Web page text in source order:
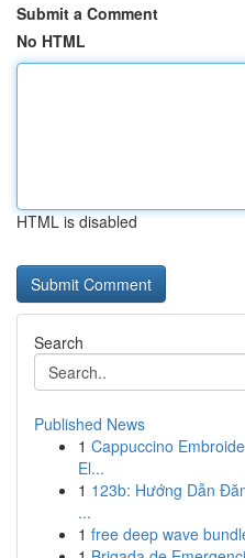
Submit a Comment
No HTML
HTML is disabled
Search
Published News
1 Cappuccino
El...
1 123b: Hướng Dẫn
...
1 free deep wave